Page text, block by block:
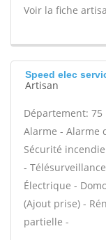
Voir la fiche
Speed elec
Artisan
Département: 75
Alarme - Alarme
Sécurité
-
Électrique -
(Ajout prise) -
partielle -